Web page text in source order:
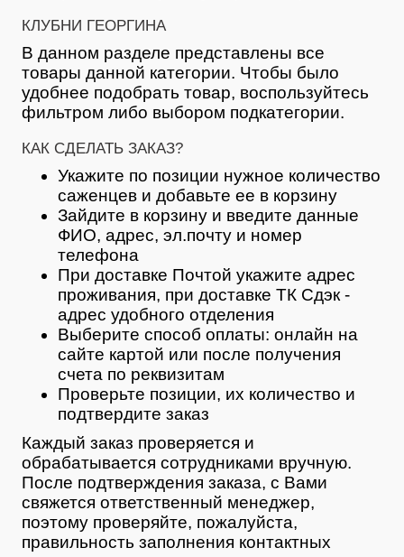
КЛУБНИ ГЕОРГИНА
В данном разделе представлены все
товары данной категории. Чтобы было
удобнее подобрать товар, воспользуйтесь
фильтром либо выбором подкатегории.
КАК СДЕЛАТЬ ЗАКАЗ?
Укажите по позиции нужное количество
саженцев и добавьте ее в корзину
Зайдите в корзину и введите данные
ФИО, адрес, эл.почту и номер
телефона
При доставке Почтой укажите адрес
проживания, при доставке ТК Сдэк -
адрес удобного отделения
Выберите способ оплаты: онлайн на
сайте картой или после получения
счета по реквизитам
Проверьте позиции, их количество и
подтвердите заказ
Каждый заказ проверяется и
обрабатывается сотрудниками вручную.
После подтверждения заказа, с Вами
свяжется ответственный менеджер,
поэтому проверяйте, пожалуйста,
правильность заполнения контактных